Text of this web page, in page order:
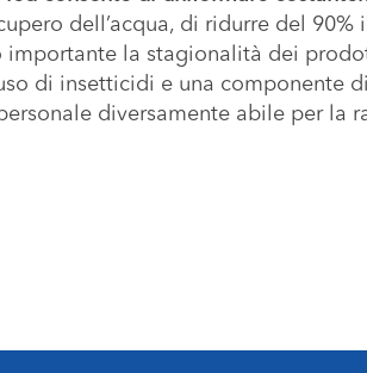
dell’acqua, di ridurre del
la stagionalità dei
di insetticidi e una componente
diversamente abile per la